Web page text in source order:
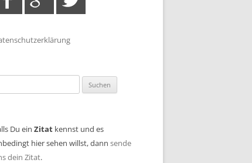
Du ein Zitat kennst und es
hier sehen willst, dann sende
dein Zitat.